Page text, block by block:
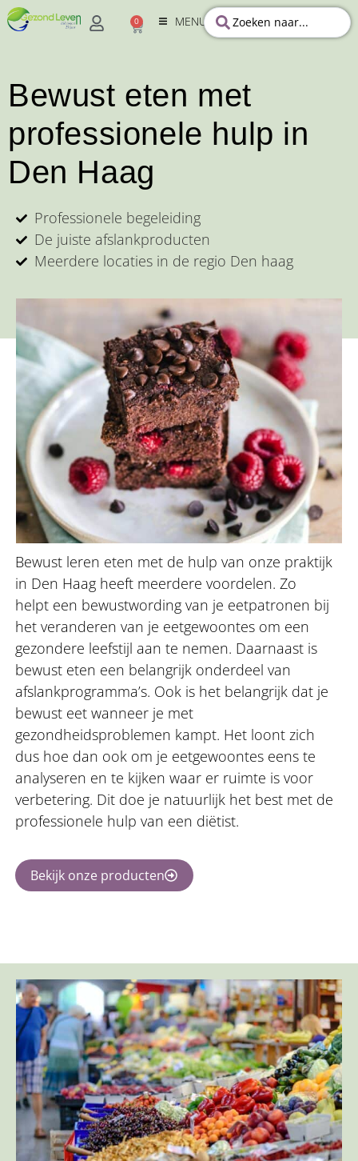
0 MENU
Bewust eten met
professionele hulp in
Den Haag
Professionele begeleiding
De juiste afslankproducten
Meerdere locaties in de regio Den haag
Bewust leren eten met de hulp van onze praktijk
in Den Haag heeft meerdere voordelen. Zo
helpt een bewustwording van je eetpatronen bij
het veranderen van je eetgewoontes om een
gezondere leefstijl aan te nemen. Daarnaast is
bewust eten een belangrijk onderdeel van
afslankprogramma’s. Ook is het belangrijk dat je
bewust eet wanneer je met
gezondheidsproblemen kampt. Het loont zich
dus hoe dan ook om je eetgewoontes eens te
analyseren en te kijken waar er ruimte is voor
verbetering. Dit doe je natuurlijk het best met de
professionele hulp van een diëtist.
Bekijk onze producten